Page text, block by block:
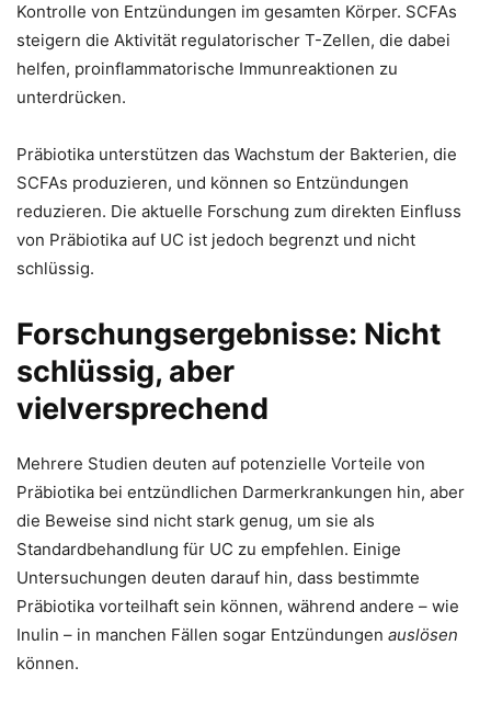
Kontrolle von Entzündungen im gesamten Körper. SCFAs
steigern die Aktivität regulatorischer T-Zellen, die dabei
helfen, proinflammatorische Immunreaktionen zu
unterdrücken.
Präbiotika unterstützen das Wachstum der Bakterien, die
SCFAs produzieren, und können so Entzündungen
reduzieren. Die aktuelle Forschung zum direkten Einfluss
von Präbiotika auf UC ist jedoch begrenzt und nicht
schlüssig.
Forschungsergebnisse: Nicht
schlüssig, aber
vielversprechend
Mehrere Studien deuten auf potenzielle Vorteile von
Präbiotika bei entzündlichen Darmerkrankungen hin, aber
die Beweise sind nicht stark genug, um sie als
Standardbehandlung für UC zu empfehlen. Einige
Untersuchungen deuten darauf hin, dass bestimmte
Präbiotika vorteilhaft sein können, während andere – wie
Inulin – in manchen Fällen sogar Entzündungen auslösen
können.